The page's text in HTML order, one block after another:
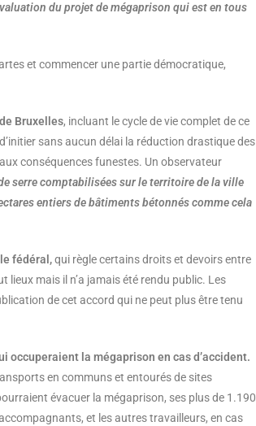
du projet de mégaprison qui est en tous
et commencer une partie démocratique,
Bruxelles, incluant le cycle de vie complet de ce
sans aucun délai la réduction drastique des
conséquences funestes. Un observateur
serre comptabilisées sur le territoire de la ville
entiers de bâtiments bétonnés comme cela
fédéral,qui règle certains droits et devoirs entre
lieux mais il n’a jamais été rendu public. Les
de cet accord qui ne peut plus être tenu
occuperaient la mégaprison en cas d’accident.
en communs et entourés de sites
évacuer la mégaprison, ses plus de 1.190
et les autres travailleurs, en cas